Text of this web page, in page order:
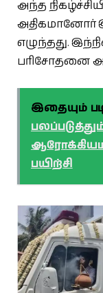
அந்த
அதிகமானோர்
எழுந்தது.
பரிசோதனை
இதையும்
பயிற்சி